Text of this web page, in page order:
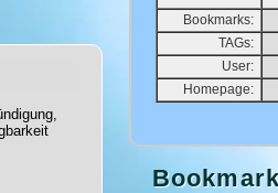
Bookmarks:
TAGs:
User:
Homepage: